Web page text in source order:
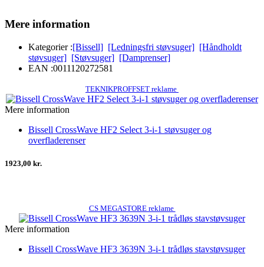
Mere information
Kategorier :[Bissell] [Ledningsfri støvsuger] [Håndholdt
støvsuger] [Støvsuger] [Damprenser]
EAN :0011120272581
TEKNIKPROFFSET reklame
Mere information
Bissell CrossWave HF2 Select 3-i-1 støvsuger og
overfladerenser
1923,00 kr.
CS MEGASTORE reklame
Mere information
Bissell CrossWave HF3 3639N 3-i-1 trådløs stavstøvsuger